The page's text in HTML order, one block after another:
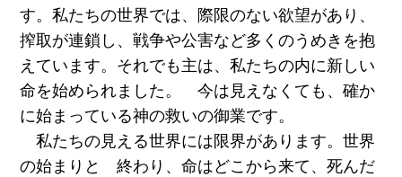
す。私たちの世界では、際限のない欲望があり、
搾取が連鎖し、戦争や公害など多くのうめきを抱
えています。それでも主は、私たちの内に新しい
命を始められました。 今は見えなくても、確か
に始まっている神の救いの御業です。
私たちの見える世界には限界があります。世界
の始まりと 終わり、命はどこから来て、死んだ